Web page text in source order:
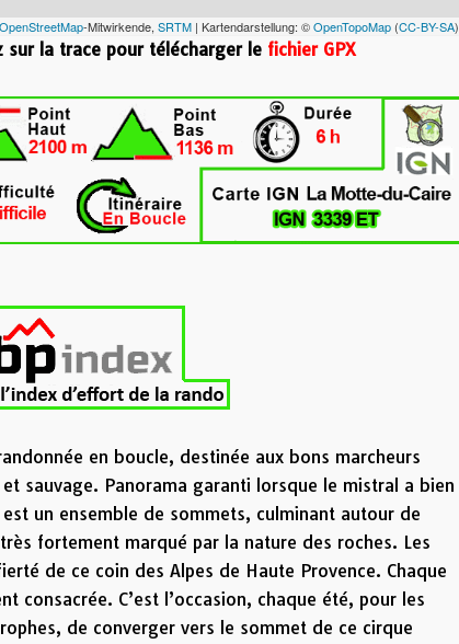
OpenStreetMap-Mitwirkende,SRTM | Kartendarstellung: ©OpenTopoMap (CC-BY-SA)
télécharger le fichier GPX
en boucle, destinée aux bons marcheurs
sauvage. Panorama garanti lorsque le mistral a bien
un ensemble de sommets, culminant autour de
fortement marqué par la nature des roches. Les
de ce coin des Alpes de Haute Provence. Chaque
consacrée. C’est l’occasion, chaque été, pour les
de converger vers le sommet de ce cirque